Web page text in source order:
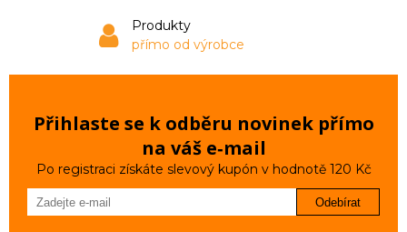
Produkty
přímo od výrobce
Přihlaste se k odběru novinek přímo
na váš e‑mail
Po registraci získáte slevový kupón v hodnotě 120 Kč
Odebírat